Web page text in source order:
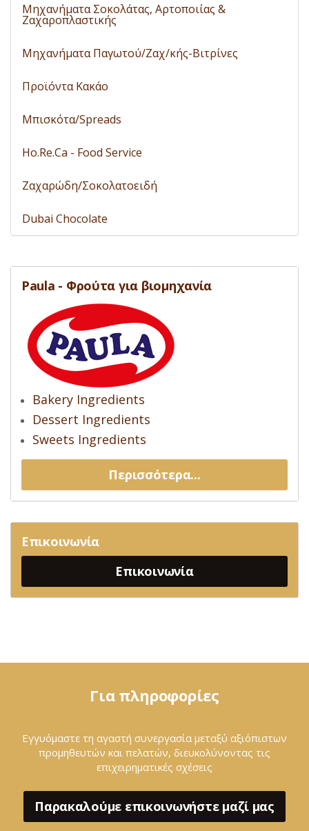
Μηχανήματα Σοκολάτας, Αρτοποιίας &
Ζαχαροπλαστικής
Μηχανήματα Παγωτού/Ζαχ/κής-Βιτρίνες
Προϊόντα Κακάο
Μπισκότα/Spreads
Ho.Re.Ca - Food Service
Ζαχαρώδη/Σοκολατοειδή
Dubai Chocolate
Paula - Φρούτα για βιομηχανία
Bakery Ingredients
Dessert Ingredients
Sweets Ingredients
Περισσότερα...
Επικοινωνία
Επικοινωνία
Για πληροφορίες
Εγγυόμαστε τη αγαστή συνεργασία μεταξύ αξιόπιστων
προμηθευτών και πελατών, διευκολύνοντας τις
επιχειρηματικές σχέσεις
Παρακαλούμε επικοινωνήστε μαζί μας